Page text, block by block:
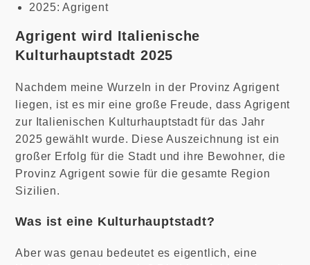
2025: Agrigent
Agrigent wird Italienische
Kulturhauptstadt 2025
Nachdem meine Wurzeln in der Provinz Agrigent
liegen, ist es mir eine große Freude, dass Agrigent
zur Italienischen Kulturhauptstadt für das Jahr
2025 gewählt wurde. Diese Auszeichnung ist ein
großer Erfolg für die Stadt und ihre Bewohner, die
Provinz Agrigent sowie für die gesamte Region
Sizilien.
Was ist eine Kulturhauptstadt?
Aber was genau bedeutet es eigentlich, eine